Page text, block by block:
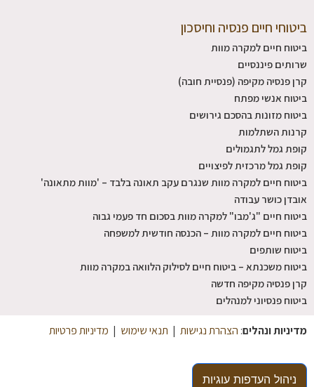
ביטוחי חיים פנסיה וחיסכון
ביטוח חיים למקרה מוות
שרותים פיננסיים
קרן פנסיה מקיפה (פנסיית חובה)
ביטוח אנשי מפתח
ביטוח מזונות בהסכם גירושים
קרנות השתלמות
קופת גמל לתגמולים
קופת גמל מרכזית לפיצויים
ביטוח חיים למקרה מוות שנגרם עקב תאונה בלבד – 'מוות מתאונה'
אובדן כושר עבודה
ביטוח חיים "ג'מבו" למקרה מוות בסכום חד פעמי גבוה
ביטוח חיים למקרה מוות – הכנסה חודשית למשפחה
ביטוח שותפים
ביטוח משכנתא – ביטוח חיים לסילוק הלוואה במקרה מוות
קרן פנסיה מקיפה חדשה
ביטוח פנסיוני למנהלים
מדיניות ונהלים: הצהרת נגישות | תנאי שימוש | מדיניות פרטיות
ניהול העדפות עוגיות